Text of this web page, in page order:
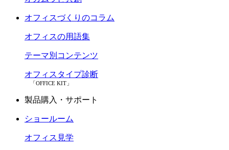
オフィスづくりのコラム
オフィスの用語集
テーマ別コンテンツ
オフィスタイプ診断
「OFFICE KIT」
製品購入・サポート
ショールーム
オフィス見学